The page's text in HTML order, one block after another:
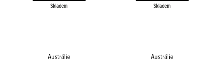
Skladem Skladem
Austrálie
Austrálie